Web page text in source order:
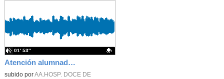
Atención alumnado enfermo. Aula dentro del hospital. Laura Gómez-Pardo Gayete
Contenido educativo.
subido porAA.HOSP. DOCE DE
01′ 53″